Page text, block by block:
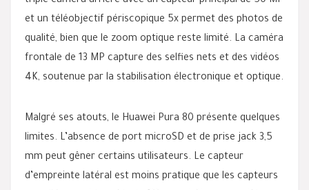
et un téléobjectif périscopique 5x permet des photos de
qualité, bien que le zoom optique reste limité. La caméra
frontale de 13 MP capture des selfies nets et des vidéos
4K, soutenue par la stabilisation électronique et optique.
Malgré ses atouts, le Huawei Pura 80 présente quelques
limites. L’absence de port microSD et de prise jack 3,5
mm peut gêner certains utilisateurs. Le capteur
d’empreinte latéral est moins pratique que les capteurs